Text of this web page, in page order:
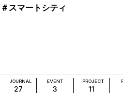
＃スマートシティ
JOURNAL
27
EVENT
3
PROJECT
11